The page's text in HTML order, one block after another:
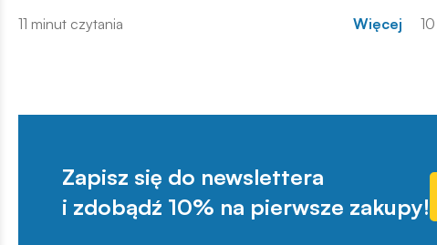
11 minut czytania
Więcej
Zapisz się do newslettera
i zdobądź 10% na pierwsze zakupy!